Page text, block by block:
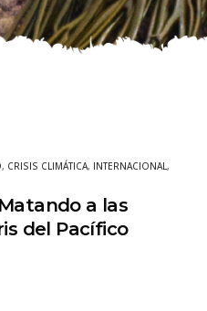
, CRISIS CLIMÁTICA, INTERNACIONAL,
a las
del Pacífico